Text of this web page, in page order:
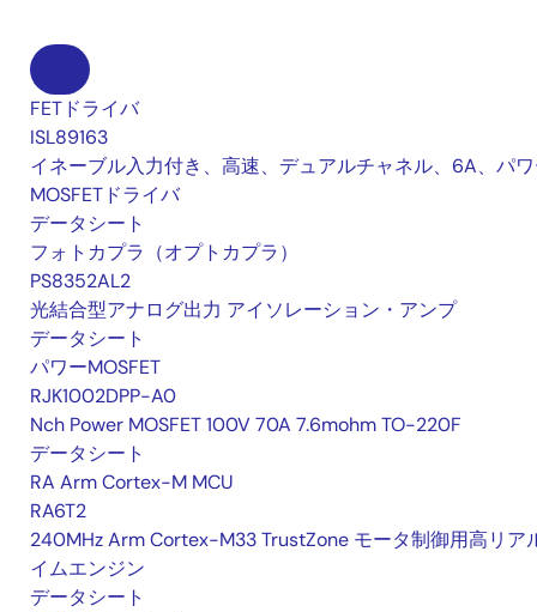
FETドライバ
ISL89163
イネーブル入力付き、高速、デュアルチャネル、6A、パ
MOSFETドライバ
データシート
フォトカプラ（オプトカプラ）
PS8352AL2
光結合型アナログ出力 アイソレーション・アンプ
データシート
パワーMOSFET
RJK1002DPP-A0
Nch Power MOSFET 100V 70A 7.6mohm TO-220F
データシート
RA Arm Cortex-M MCU
RA6T2
240MHz Arm Cortex-M33 TrustZone モータ制御用高リア
イムエンジン
データシート